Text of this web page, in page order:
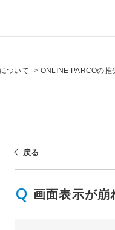
ついて > ONLINE PARCOの推
戻る
画面表示が崩